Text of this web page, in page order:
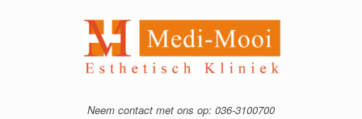
Neem contact met ons op: 036-3100700